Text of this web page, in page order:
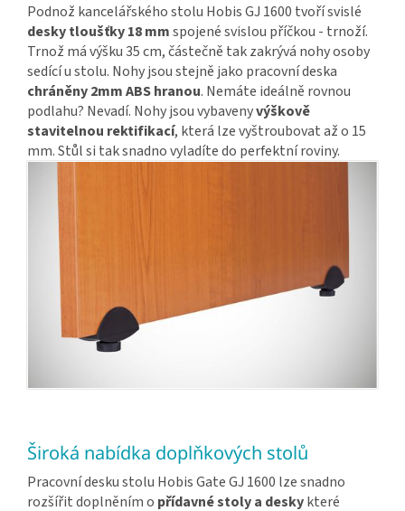
Podnož kancelářského stolu Hobis GJ 1600 tvoří svislé
desky tloušťky 18 mmspojené svislou příčkou - trnoží.
Trnož má výšku 35 cm, částečně tak zakrývá nohy osoby
sedící u stolu. Nohy jsou stejně jako pracovní deska
chráněny 2mm ABS hranou. Nemáte ideálně rovnou
podlahu? Nevadí. Nohy jsou vybavenyvýškově
stavitelnou rektifikací, která lze vyštroubovat až o 15
mm. Stůl si tak snadno vyladíte do perfektní roviny.
Široká nabídka doplňkových stolů
Pracovní desku stolu Hobis Gate GJ 1600 lze snadno
rozšířit doplněním o přídavné stoly a deskykteré